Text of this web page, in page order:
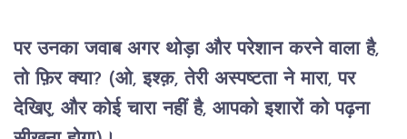
पर उनका जवाब अगर थोड़ा और परेशान करने वाला है,
तो फ़िर क्या? (ओ, इश्क़, तेरी अस्पष्टता ने मारा, पर
देखिए, और कोई चारा नहीं है, आपको इशारों को पढ़ना